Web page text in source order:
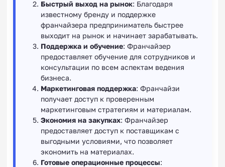
Быстрый выход на рынок: Благодаря
известному бренду и поддержке
франчайзера предприниматель быстрее
выходит на рынок и начинает зарабатывать.
Поддержка и обучение: Франчайзер
предоставляет обучение для сотрудников и
консультации по всем аспектам ведения
бизнеса.
Маркетинговая поддержка: Франчайзи
получает доступ к проверенным
маркетинговым стратегиям и материалам.
Экономия на закупках: Франчайзер
предоставляет доступ к поставщикам с
выгодными условиями, что позволяет
экономить на материалах.
Готовые операционные процессы: